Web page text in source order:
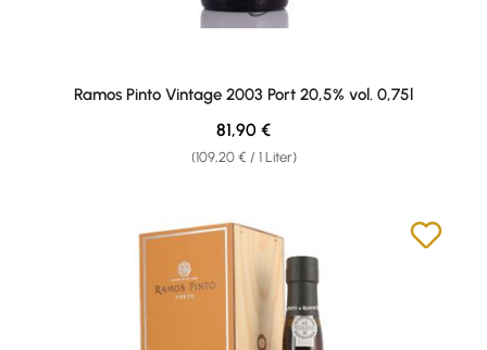
Ramos Pinto Vintage 2003 Port 20,5% vol. 0,75l
(109,20 € / 1 Liter)
Regulärer Preis:
81,90 €